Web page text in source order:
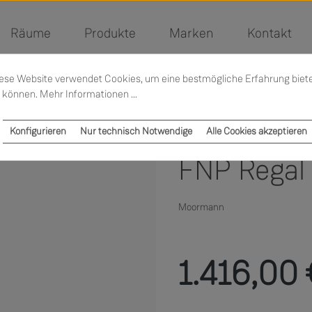
Räume Produkte Marken Kontakt
FNP
Moormann
1.416,00
Website verwendet Cookies, um eine bestmögliche Erfahrung
können. Mehr Informationen ...
Nur technisch Notwendige
Konfigurieren Alle Cookies akzeptieren